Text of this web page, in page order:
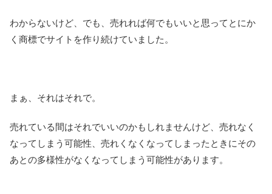
わからないけど、でも、売れれば何でもいいと思ってとにか
く商標でサイトを作り続けていました。
まぁ、それはそれで。
売れている間はそれでいいのかもしれませんけど、売れなく
なってしまう可能性、売れくなくなってしまったときにその
あとの多様性がなくなってしまう可能性があります。